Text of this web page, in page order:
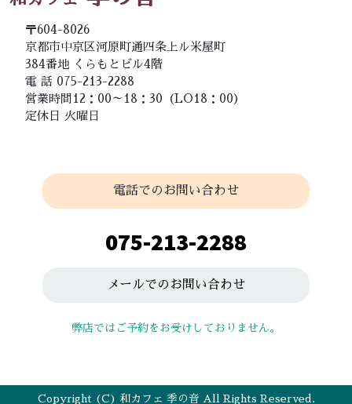
〒604-8026
京都市中京区河原町通四条上ル米屋町
384番地 くらもとビル4階
電 話 075-213-2288
営業時間12：00～18：30（LO18：00）
定休日 火曜日
電話でのお問い合わせ
075-213-2288
メールでのお問い合わせ
弊店ではご予約をお受けしておりません。
Copyright (C) 和カフェ 季の音 All Rights Reserved.